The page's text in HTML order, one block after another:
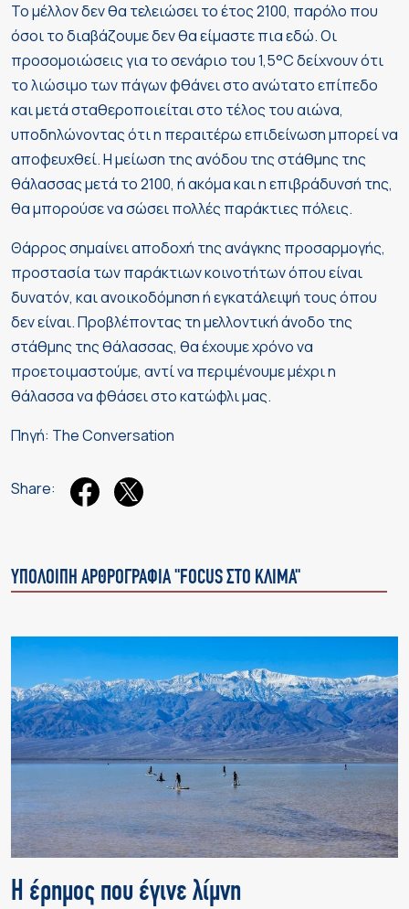
Το μέλλον δεν θα τελειώσει το έτος 2100, παρόλο που
όσοι το διαβάζουμε δεν θα είμαστε πια εδώ. Οι
προσομοιώσεις για το σενάριο του 1,5°C δείχνουν ότι
το λιώσιμο των πάγων φθάνει στο ανώτατο επίπεδο
και μετά σταθεροποιείται στο τέλος του αιώνα,
υποδηλώνοντας ότι η περαιτέρω επιδείνωση μπορεί να
αποφευχθεί. Η μείωση της ανόδου της στάθμης της
θάλασσας μετά το 2100, ή ακόμα και η επιβράδυνσή της,
θα μπορούσε να σώσει πολλές παράκτιες πόλεις.
Θάρρος σημαίνει αποδοχή της ανάγκης προσαρμογής,
προστασία των παράκτιων κοινοτήτων όπου είναι
δυνατόν, και ανοικοδόμηση ή εγκατάλειψή τους όπου
δεν είναι. Προβλέποντας τη μελλοντική άνοδο της
στάθμης της θάλασσας, θα έχουμε χρόνο να
προετοιμαστούμε, αντί να περιμένουμε μέχρι η
θάλασσα να φθάσει στο κατώφλι μας.
Πηγή: The Conversation
Share:
ΥΠΟΛΟΙΠΗ ΑΡΘΡΟΓΡΑΦΙΑ "FOCUS ΣΤΟ ΚΛΙΜΑ"
Η έρημος που έγινε λίμνη